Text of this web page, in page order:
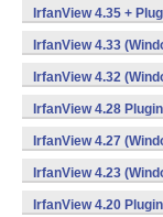
IrfanView 4.35 +
IrfanView 4.33
IrfanView 4.32
IrfanView 4.28
IrfanView 4.27
IrfanView 4.23
IrfanView 4.20